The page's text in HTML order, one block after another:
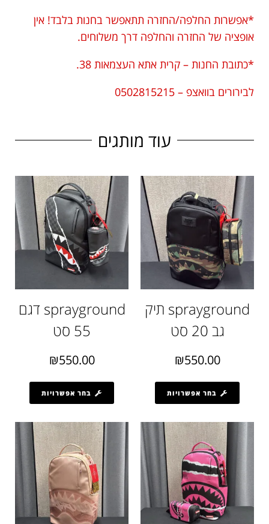
*אפשרות החלפה/החזרה תתאפשר בחנות בלבד! אין
אופציה של החזרה והחלפה דרך משלוחים.
*כתובת החנות – קרית אתא העצמאות 38.
לבירורים בוואצפ – 0502815215
עוד מותגים
sprayground תיק
גב 20 סט
₪550.00
בחר אפשרויות
sprayground דגם
55 סט
₪550.00
בחר אפשרויות